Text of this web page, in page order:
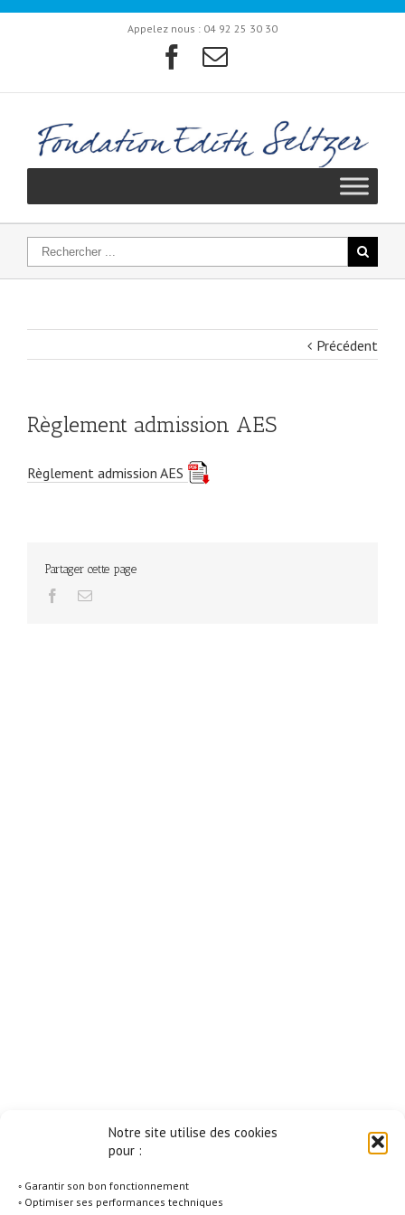
Notre site utilise des cookies
pour :
◦ Garantir son bon fonctionnement
◦ Optimiser ses performances techniques
Appelez nous : 04 92 25 30 30
Précédent
Règlement admission AES
Règlement admission AES
Partager cette page